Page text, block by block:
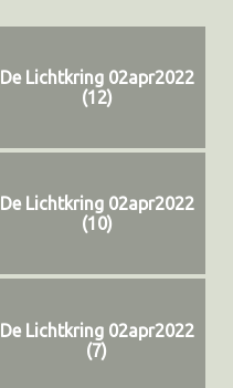
De Lichtkring 02apr2022
(12)
De Lichtkring 02apr2022
(10)
De Lichtkring 02apr2022
(7)